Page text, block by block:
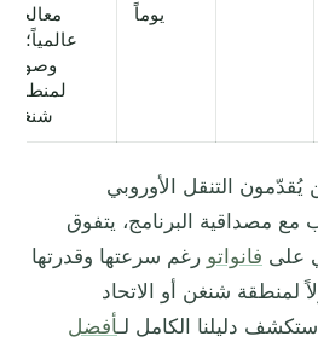
يوماً
معالجة
عالمياً؛ لا
وصول
لمنطقة
شنغن
يُقدّمون التنقل الأوروبي
مع مصداقية البرنامج، يتفوق
على فانواتو رغم سرعتها وقدرتها
لمنطقة شنغن أو الاتحاد
دليلنا الكامل لـأفضل